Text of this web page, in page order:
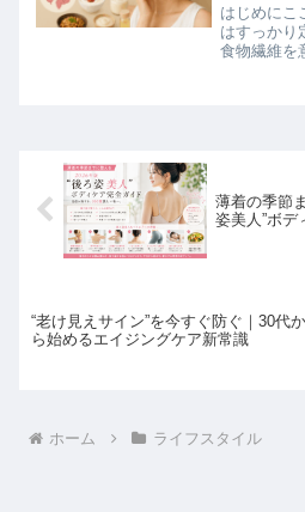
はじめにこ
はすっかり
食物繊維を
薄着の季節
姿美人”ボデ
“老け見えサイン”を今すぐ防ぐ｜30代か
ら始めるエイジングケア新常識
ホーム ライフスタイル